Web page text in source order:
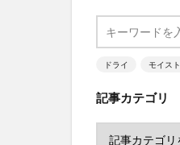
ドライ モイスト
記事カテゴリ